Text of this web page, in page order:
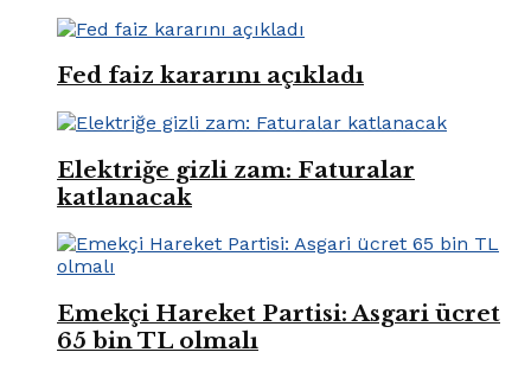
Fed faiz kararını açıkladı
Elektriğe gizli zam: Faturalar
katlanacak
Emekçi Hareket Partisi: Asgari ücret
65 bin TL olmalı